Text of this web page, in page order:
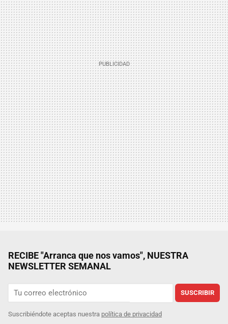
RECIBE "Arranca que nos vamos", NUESTRA
NEWSLETTER SEMANAL
SUSCRIBIR
Suscribiéndote aceptas nuestra política de privacidad